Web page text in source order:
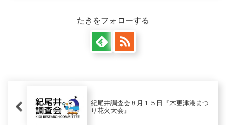
たきをフォローする
紀尾井調査会８月１５日『木更津港まつ
り花火大会』